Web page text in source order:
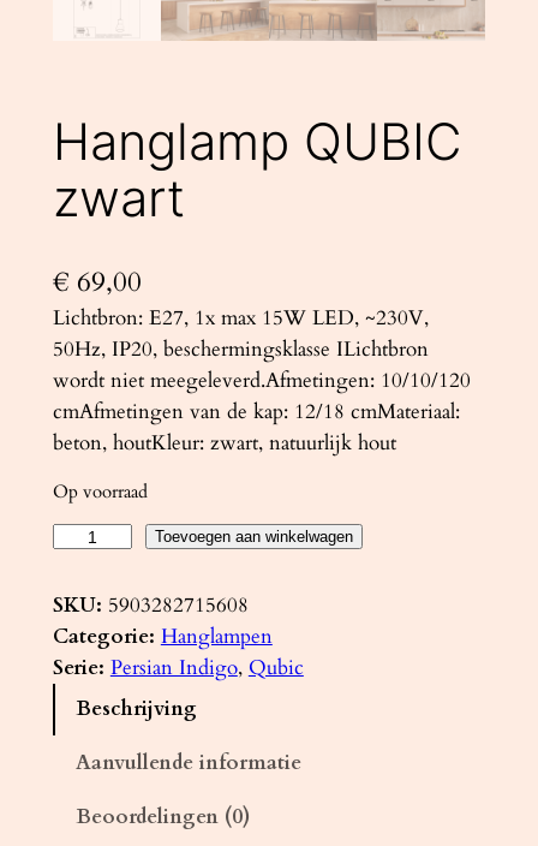
Hanglamp QUBIC
zwart
€ 69,00
Lichtbron: E27, 1x max 15W LED, ~230V,
50Hz, IP20, beschermingsklasse ILichtbron
wordt niet meegeleverd.Afmetingen: 10/10/120
cmAfmetingen van de kap: 12/18 cmMateriaal:
beton, houtKleur: zwart, natuurlijk hout
Op voorraad
n
g
l
Toevoegen aan winkelwagen
SKU: 5903282715608
Categorie: Hanglampen
Serie: Persian Indigo, Qubic
Beschrijving
Aanvullende informatie
Beoordelingen (0)